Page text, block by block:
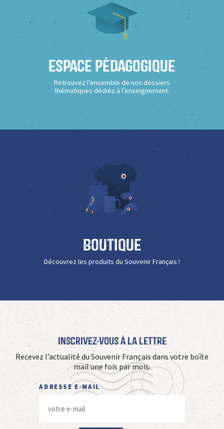
Espace Pédagogique
Retrouvez l’ensemble de nos dossiers
thématiques dédiés à l’enseignement.
Boutique
Découvrez les produits du Souvenir Français !
Inscrivez-vous à La Lettre
Recevez l’actualité du Souvenir Français dans votre boîte
mail une fois par mois.
ADRESSE E-MAIL